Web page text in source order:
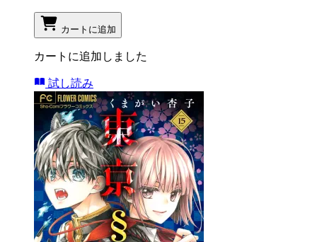
カートに追加
カートに追加しました
試し読み